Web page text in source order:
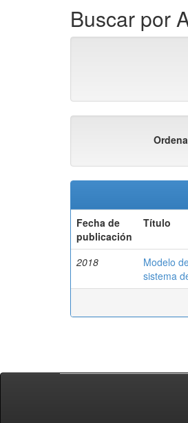
Buscar por
Fecha de
publicación
Título
2018
Modelo
sistema